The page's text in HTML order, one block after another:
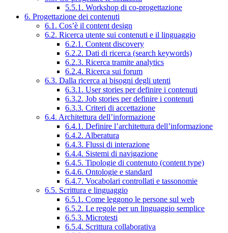
5.5.1. Workshop di co-progettazione
6. Progettazione dei contenuti
6.1. Cos’è il content design
6.2. Ricerca utente sui contenuti e il linguaggio
6.2.1. Content discovery
6.2.2. Dati di ricerca (search keywords)
6.2.3. Ricerca tramite analytics
6.2.4. Ricerca sui forum
6.3. Dalla ricerca ai bisogni degli utenti
6.3.1. User stories per definire i contenuti
6.3.2. Job stories per definire i contenuti
6.3.3. Criteri di accettazione
6.4. Architettura dell’informazione
6.4.1. Definire l’architettura dell’informazione
6.4.2. Alberatura
6.4.3. Flussi di interazione
6.4.4. Sistemi di navigazione
6.4.5. Tipologie di contenuto (content type)
6.4.6. Ontologie e standard
6.4.7. Vocabolari controllati e tassonomie
6.5. Scrittura e linguaggio
6.5.1. Come leggono le persone sul web
6.5.2. Le regole per un linguaggio semplice
6.5.3. Microtesti
6.5.4. Scrittura collaborativa